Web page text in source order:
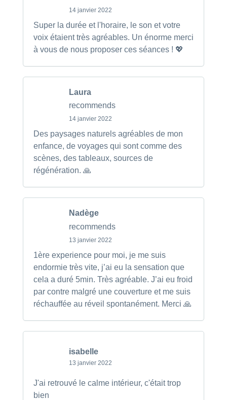
14 janvier 2022
Super la durée et l'horaire, le son et votre
voix étaient très agréables. Un énorme merci
à vous de nous proposer ces séances ! 💖
Laura
recommends
14 janvier 2022
Des paysages naturels agréables de mon
enfance, de voyages qui sont comme des
scènes, des tableaux, sources de
régénération. 🙏
Nadège
recommends
13 janvier 2022
1ère experience pour moi, je me suis
endormie très vite, j’ai eu la sensation que
cela a duré 5min. Très agréable. J’ai eu froid
par contre malgré une couverture et me suis
réchauffée au réveil spontanément. Merci 🙏
isabelle
13 janvier 2022
J'ai retrouvé le calme intérieur, c'était trop
bien